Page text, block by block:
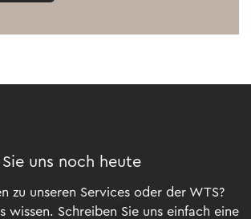
uns noch heute
zu unseren Services oder der WTS?
wissen. Schreiben Sie uns einfach eine